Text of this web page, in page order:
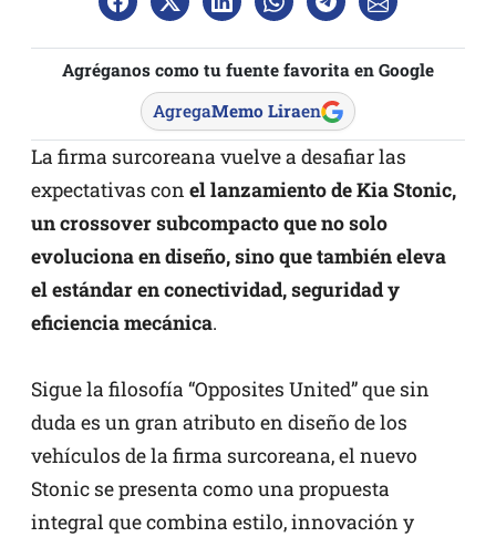
Agréganos como tu fuente favorita en Google
AgregaMemo Liraen
La firma surcoreana vuelve a desafiar las
expectativas con el lanzamiento de Kia Stonic,
un crossover subcompacto que no solo
evoluciona en diseño, sino que también eleva
el estándar en conectividad, seguridad y
eficiencia mecánica.
Sigue la filosofía “Opposites United” que sin
duda es un gran atributo en diseño de los
vehículos de la firma surcoreana, el nuevo
Stonic se presenta como una propuesta
integral que combina estilo, innovación y